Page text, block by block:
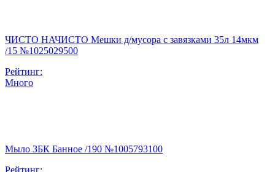
ЧИСТО НАЧИСТО Мешки д/мусора с завязками 35л 14мкм
/15 №1025029500
Рейтинг:
Много
Мыло ЗБК Банное /190 №1005793100
Рейтинг: